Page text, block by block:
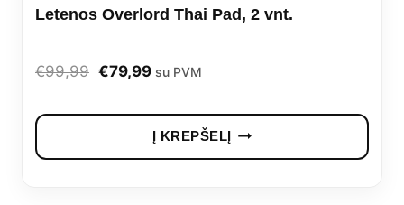
Letenos Overlord Thai Pad, 2 vnt.
€99,99 Original
€99,99.
€79,99Current
is:
€79,99.
su PVM
Į KREPŠELĮ